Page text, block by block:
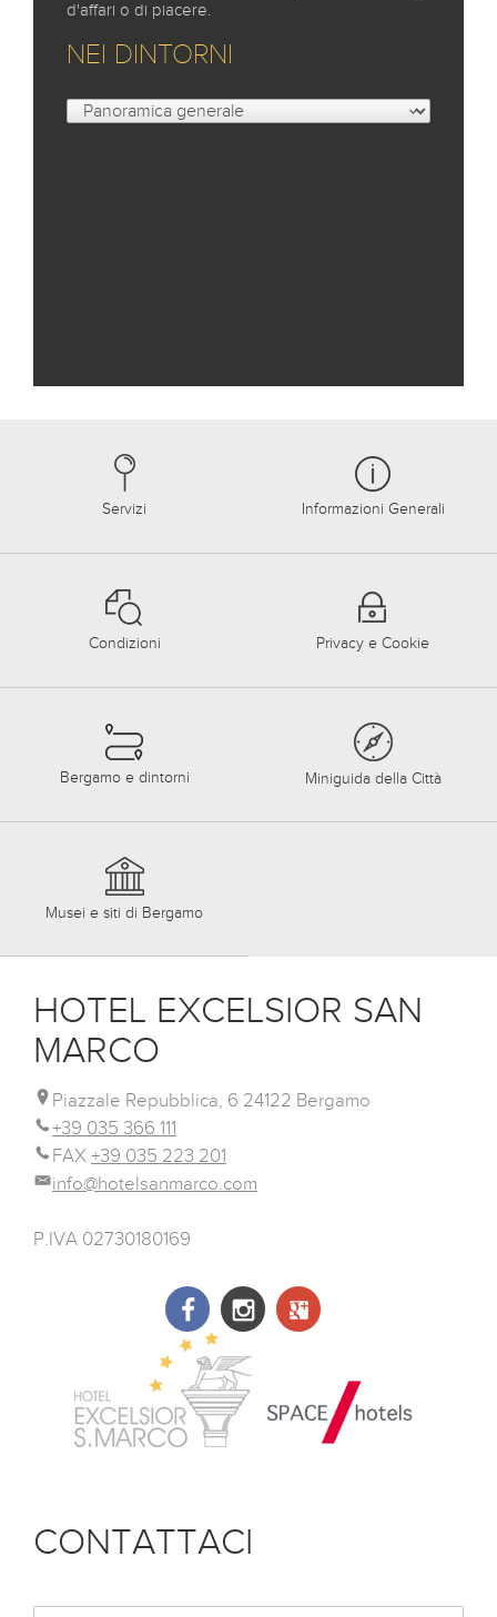
d'affari o di piacere.
NEI DINTORNI
Servizi Informazioni Generali
Condizioni Privacy e Cookie
Bergamo e dintorni Miniguida della Città
Musei e siti di Bergamo
HOTEL EXCELSIOR SAN
MARCO
Piazzale Repubblica, 6 24122 Bergamo
+39 035 366 111
FAX +39 035 223 201
info@hotelsanmarco.com
P.IVA 02730180169
CONTATTACI